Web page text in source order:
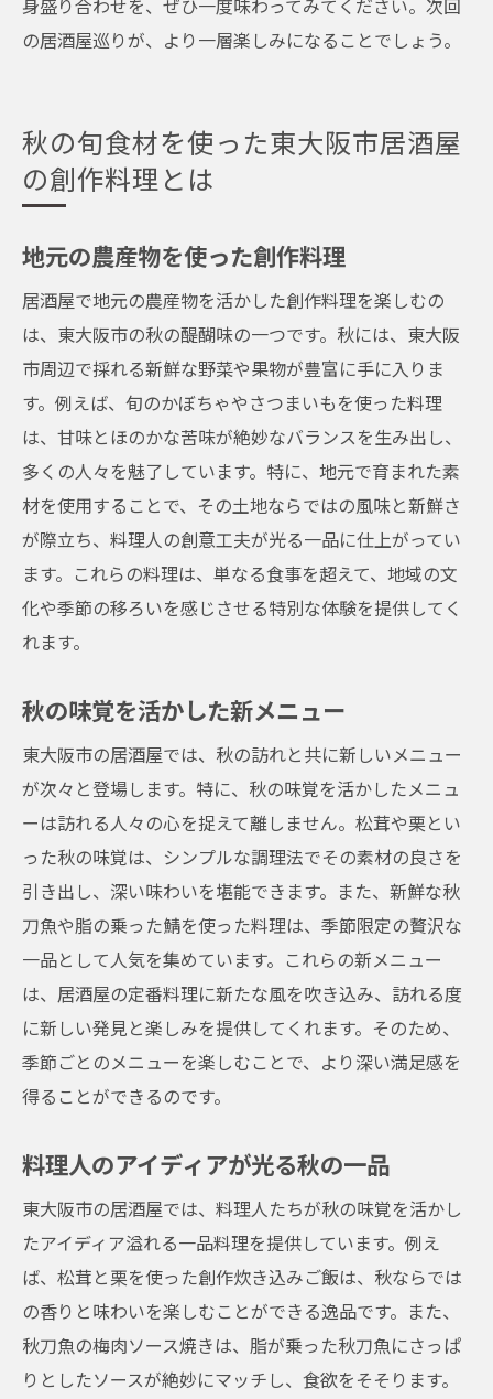
身盛り合わせを、ぜひ一度味わってみてください。次回
の居酒屋巡りが、より一層楽しみになることでしょう。
秋の旬食材を使った東大阪市居酒屋
の創作料理とは
地元の農産物を使った創作料理
居酒屋で地元の農産物を活かした創作料理を楽しむの
は、東大阪市の秋の醍醐味の一つです。秋には、東大阪
市周辺で採れる新鮮な野菜や果物が豊富に手に入りま
す。例えば、旬のかぼちゃやさつまいもを使った料理
は、甘味とほのかな苦味が絶妙なバランスを生み出し、
多くの人々を魅了しています。特に、地元で育まれた素
材を使用することで、その土地ならではの風味と新鮮さ
が際立ち、料理人の創意工夫が光る一品に仕上がってい
ます。これらの料理は、単なる食事を超えて、地域の文
化や季節の移ろいを感じさせる特別な体験を提供してく
れます。
秋の味覚を活かした新メニュー
東大阪市の居酒屋では、秋の訪れと共に新しいメニュー
が次々と登場します。特に、秋の味覚を活かしたメニュ
ーは訪れる人々の心を捉えて離しません。松茸や栗とい
った秋の味覚は、シンプルな調理法でその素材の良さを
引き出し、深い味わいを堪能できます。また、新鮮な秋
刀魚や脂の乗った鯖を使った料理は、季節限定の贅沢な
一品として人気を集めています。これらの新メニュー
は、居酒屋の定番料理に新たな風を吹き込み、訪れる度
に新しい発見と楽しみを提供してくれます。そのため、
季節ごとのメニューを楽しむことで、より深い満足感を
得ることができるのです。
料理人のアイディアが光る秋の一品
東大阪市の居酒屋では、料理人たちが秋の味覚を活かし
たアイディア溢れる一品料理を提供しています。例え
ば、松茸と栗を使った創作炊き込みご飯は、秋ならでは
の香りと味わいを楽しむことができる逸品です。また、
秋刀魚の梅肉ソース焼きは、脂が乗った秋刀魚にさっぱ
りとしたソースが絶妙にマッチし、食欲をそそります。